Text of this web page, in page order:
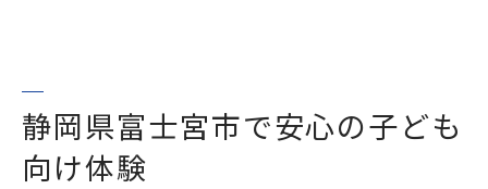
静岡県富士宮市で安心の子ども
向け体験